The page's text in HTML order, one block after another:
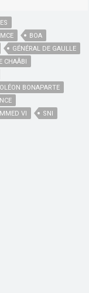
BOA
GÉNÉRAL DE GAULLE
CHAÂBI
BONAPARTE
VI SNI